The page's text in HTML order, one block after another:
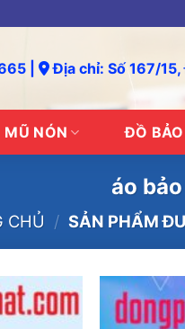
| Địa chỉ: Số 167/
MŨ NÓN ĐỒ
áo
CHỦ / SẢN PHẨM